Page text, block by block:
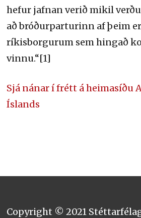
hefur jafnan verið mikil
að bróðurparturinn af þeim
ríkisborgurum sem hingað
vinnu.“[1]
Sjá nánar í frétt á heimasíðu
Íslands
Copyright © 2021